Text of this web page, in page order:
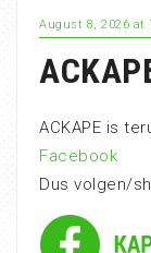
August 8, 2026 at
ACKAPE is
Facebook
Dus volgen/